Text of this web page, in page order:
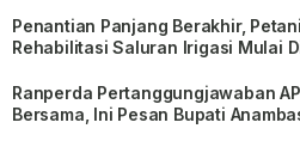
Penantian Panjang Berakhir,
Rehabilitasi Saluran Irigasi Mulai
Ranperda Pertanggungjawaban
Bersama, Ini Pesan Bupati